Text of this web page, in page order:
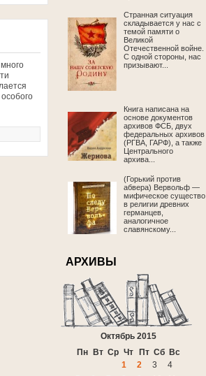
Странная ситуация
складывается у нас с
темой памяти о
Великой
Отечественной войне.
С одной стороны, нас
призывают...
Книга написана на
основе документов
архивов ФСБ, двух
федеральных архивов
(РГВА, ГАРФ), а также
Центрального
архива...
(Горький против
абвера) Вервольф —
мифическое существо
в религии древних
германцев,
аналогичное
славянскому...
АРХИВЫ
Октябрь 2015
Пн
Вт Ср Чт Пт Сб Вс
1
2 3
4